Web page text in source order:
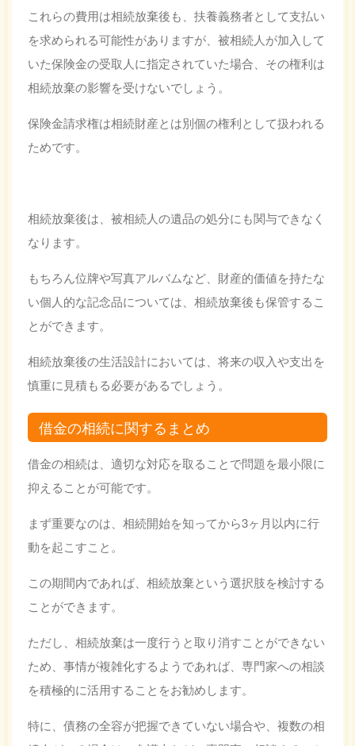
これらの費用は相続放棄後も、扶養義務者として支払い
を求められる可能性がありますが、被相続人が加入して
いた保険金の受取人に指定されていた場合、その権利は
相続放棄の影響を受けないでしょう。
保険金請求権は相続財産とは別個の権利として扱われる
ためです。
相続放棄後は、被相続人の遺品の処分にも関与できなく
なります。
もちろん位牌や写真アルバムなど、財産的価値を持たな
い個人的な記念品については、相続放棄後も保管するこ
とができます。
相続放棄後の生活設計においては、将来の収入や支出を
慎重に見積もる必要があるでしょう。
借金の相続に関するまとめ
借金の相続は、適切な対応を取ることで問題を最小限に
抑えることが可能です。
まず重要なのは、相続開始を知ってから3ヶ月以内に行
動を起こすこと。
この期間内であれば、相続放棄という選択肢を検討する
ことができます。
ただし、相続放棄は一度行うと取り消すことができない
ため、事情が複雑化するようであれば、専門家への相談
を積極的に活用することをお勧めします。
特に、債務の全容が把握できていない場合や、複数の相